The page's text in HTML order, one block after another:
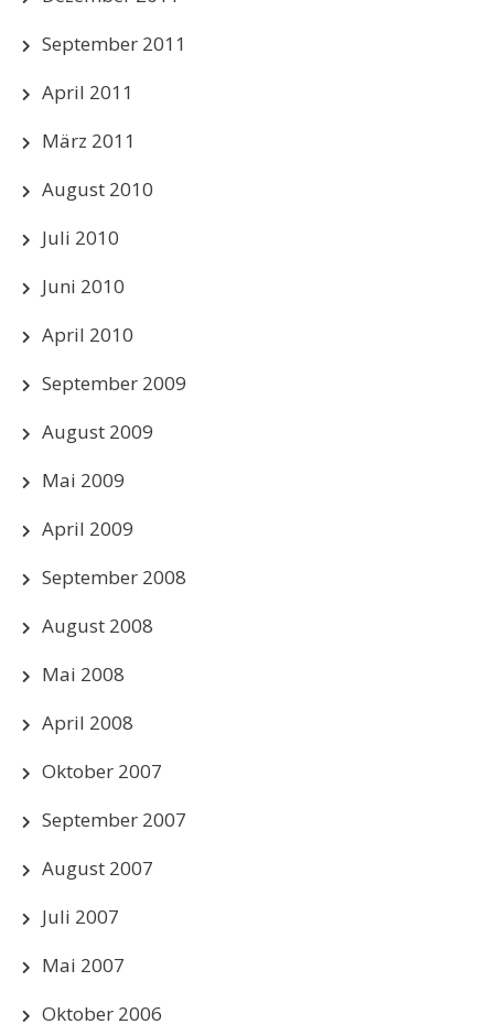
September 2011
April 2011
März 2011
August 2010
Juli 2010
Juni 2010
April 2010
September 2009
August 2009
Mai 2009
April 2009
September 2008
August 2008
Mai 2008
April 2008
Oktober 2007
September 2007
August 2007
Juli 2007
Mai 2007
Oktober 2006